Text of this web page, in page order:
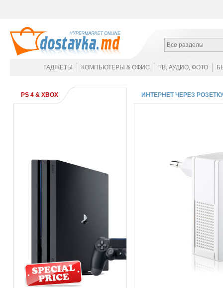
Все разделы
ГАДЖЕТЫ КОМПЬЮТЕРЫ & ОФИС ТВ, АУДИО, ФОТО
PS 4 & XBOX ИНТЕРНЕТ ЧЕРЕЗ